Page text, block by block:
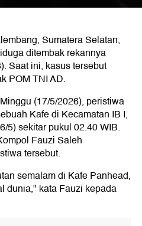
Sumatera Selatan,
ditembak rekannya
Saat ini, kasus tersebut
POM TNI AD.
(17/5/2026), peristiwa
Kafe di Kecamatan IB I,
5) sekitar pukul 02.40 WIB.
Fauzi Saleh
tersebut.
semalam di Kafe Panhead,
dunia," kata Fauzi kepada